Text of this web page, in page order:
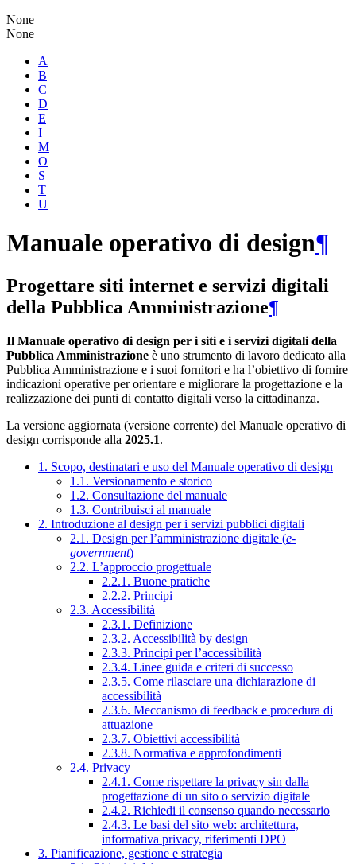
None
None
A
B
C
D
E
I
M
O
S
T
U
Manuale operativo di design¶
Progettare siti internet e servizi digitali
della Pubblica Amministrazione¶
Il Manuale operativo di design per i siti e i servizi digitali della
Pubblica Amministrazione è uno strumento di lavoro dedicato alla
Pubblica Amministrazione e i suoi fornitori e ha l’obiettivo di fornire
indicazioni operative per orientare e migliorare la progettazione e la
realizzazione dei punti di contatto digitali verso la cittadinanza.
La versione aggiornata (versione corrente) del Manuale operativo di
design corrisponde alla 2025.1.
1. Scopo, destinatari e uso del Manuale operativo di design
1.1. Versionamento e storico
1.2. Consultazione del manuale
1.3. Contribuisci al manuale
2. Introduzione al design per i servizi pubblici digitali
2.1. Design per l’amministrazione digitale (e-
government)
2.2. L’approccio progettuale
2.2.1. Buone pratiche
2.2.2. Principi
2.3. Accessibilità
2.3.1. Definizione
2.3.2. Accessibilità by design
2.3.3. Principi per l’accessibilità
2.3.4. Linee guida e criteri di successo
2.3.5. Come rilasciare una dichiarazione di
accessibilità
2.3.6. Meccanismo di feedback e procedura di
attuazione
2.3.7. Obiettivi accessibilità
2.3.8. Normativa e approfondimenti
2.4. Privacy
2.4.1. Come rispettare la privacy sin dalla
progettazione di un sito o servizio digitale
2.4.2. Richiedi il consenso quando necessario
2.4.3. Le basi del sito web: architettura,
informativa privacy, riferimenti DPO
3. Pianificazione, gestione e strategia